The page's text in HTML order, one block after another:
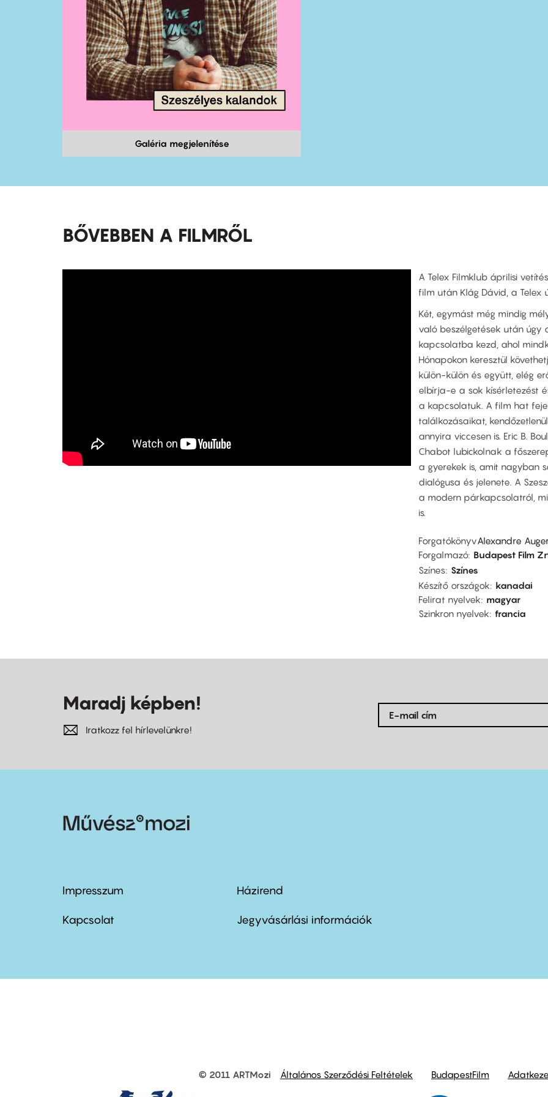
Galéria megjelenítése
BŐVEBBEN A FILMRŐL
A Telex Filmklub áprilisi
film után Klág Dávid, a Telex
Két, egymást még mindig
való beszélgetések után úgy
kapcsolatba kezd, ahol
Hónapokon keresztül
külön-külön és együtt, elég
elbírja-e a sok kísérletezést
a kapcsolatuk. A film hat
találkozásaikat,
annyira viccesen is. Eric B.
Chabot lubickolnak a
a gyerekek is, amit nagyban
dialógusa és jelenete. A
a modern párkapcsolatról,
is.
ForgatókönyvAlexandre
Forgalmazó Budapest Film
Színes Színes
Készítő országok
kanadai
Felirat nyelvek
magyar
Szinkron nyelvek francia
Maradj képben!
Iratkozz fel hírlevelünkre!
Footer
menu
Impresszum
Kapcsolat
Footer
menu
Házirend
Jegyvásárlási információk
© 2011 ARTMozi Általános Szerződési Feltételek BudapestFilm